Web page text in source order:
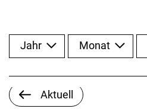
Aktuell
Jahr Monat